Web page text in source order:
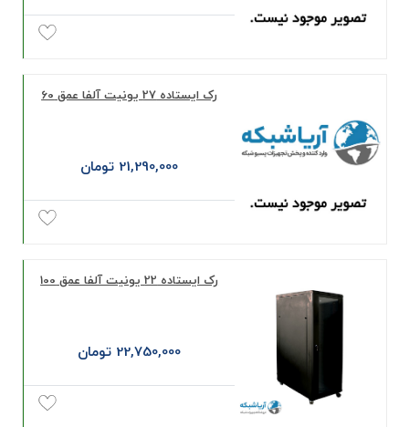
رک ایستاده 27 یونیت آلفا عمق 60
21,290,000 تومان
رک ایستاده 22 یونیت آلفا عمق 100
22,750,000 تومان